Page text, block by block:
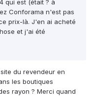
qui est (était ? à
Conforama n'est pas
prix-là. J'en ai acheté
et j'ai été
du revendeur en
les boutiques
rayon ? Merci quand